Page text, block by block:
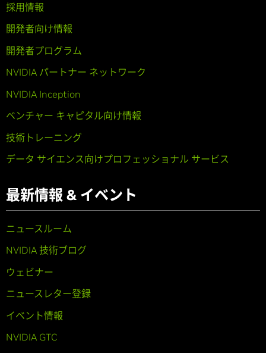
採用情報
開発者向け情報
開発者プログラム
NVIDIA パートナー ネットワーク
NVIDIA Inception
ベンチャー キャピタル向け情報
技術トレーニング
データ サイエンス向けプロフェッショナル サービス
最新情報 & イベント
ニュースルーム
NVIDIA 技術ブログ
ウェビナー
ニュースレター登録
イベント情報
NVIDIA GTC